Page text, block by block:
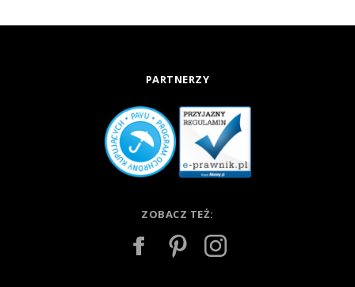
PARTNERZY
ZOBACZ TEŻ: